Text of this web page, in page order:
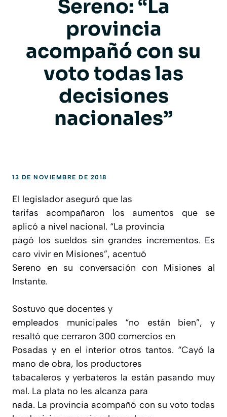
Sereno: “La
provincia
acompañó con su
voto todas las
decisiones
nacionales”
13 DE NOVIEMBRE DE 2018
El legislador aseguró que las
tarifas acompañaron los aumentos que se
aplicó a nivel nacional. “La provincia
pagó los sueldos sin grandes incrementos. Es
caro vivir en Misiones”, acentuó
Sereno en su conversación con Misiones al
Instante.
Sostuvo que docentes y
empleados municipales “no están bien”, y
resaltó que cerraron 300 comercios en
Posadas y en el interior otros tantos. “Cayó la
mano de obra, los productores
tabacaleros y yerbateros la están pasando muy
mal. La plata no les alcanza para
nada. La provincia acompañó con su voto todas